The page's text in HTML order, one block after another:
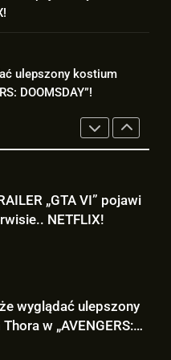
NETFLIX!
ulepszony kostium
DOOMSDAY”!
Jackmana!
o żonie
Sue Storm będzie miała
w „AVENGERS:
„GTA VI” pojawi
NETFLIX!
wyglądać ulepszony
w „AVENGERS: